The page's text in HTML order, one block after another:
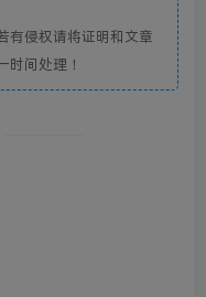
有侵权请将证明和文章
间处理！